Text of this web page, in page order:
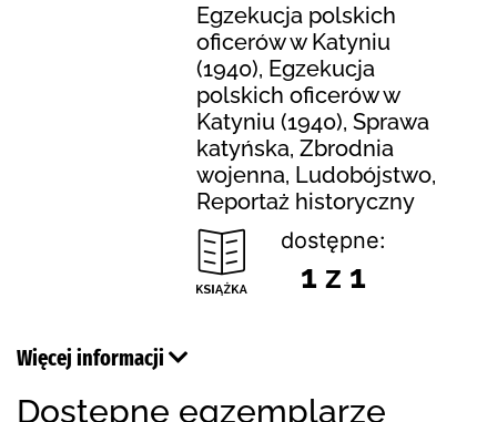
Egzekucja polskich
oficerów w Katyniu
(1940), Egzekucja
polskich oficerów w
Katyniu (1940), Sprawa
katyńska, Zbrodnia
wojenna, Ludobójstwo,
Reportaż historyczny
dostępne:
1 z 1
Więcej informacji
Dostępne egzemplarze